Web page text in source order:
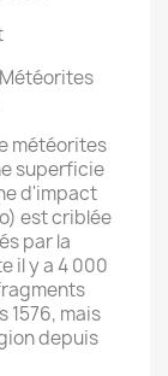
météorites
superficie
d'impact
est criblée
par la
il y a 4 000
1576, mais
depuis